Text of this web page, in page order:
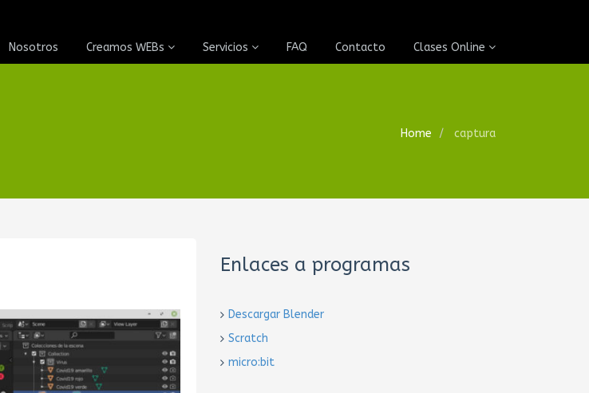
Nosotros Creamos WEBs Servicios FAQ Contacto Clases Online
Home captura
Enlaces a programas
Descargar Blender
Scratch
micro:bit